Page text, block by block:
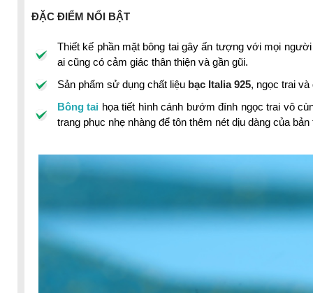
ĐẶC ĐIỂM NỔI BẬT
Thiết kế phần mặt bông tai gây ấn tượng với mọi
ai cũng có cảm giác thân thiện và gần gũi.
Sản phẩm sử dụng chất liệu bạc Italia 925, ngọc trai
Bông tai họa tiết hình cánh bướm đính ngọc trai vô
trang phục nhẹ nhàng để tôn thêm nét dịu dàng của bản